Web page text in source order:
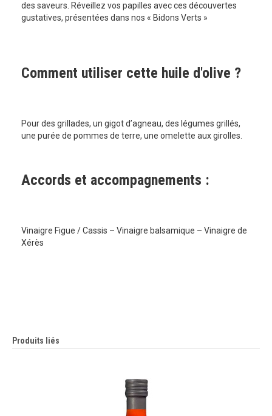
des saveurs. Réveillez vos papilles avec ces découvertes
gustatives, présentées dans nos « Bidons Verts »
Comment utiliser cette huile d'olive ?
Pour des grillades, un gigot d’agneau, des légumes grillés,
une purée de pommes de terre, une omelette aux girolles.
Accords et accompagnements :
Vinaigre Figue / Cassis – Vinaigre balsamique – Vinaigre de
Xérès
Produits liés